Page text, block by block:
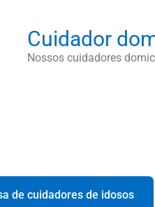
Cuidador
Nossos cuidadores
de cuidadores de idosos